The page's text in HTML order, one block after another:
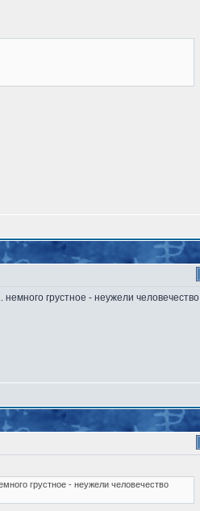
грустное - неужели человечество
грустное - неужели человечество